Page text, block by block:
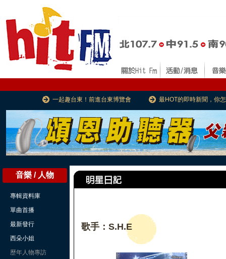
一起趣台東！前進台東博覽會 最HOT的即時新聞，你
音樂 / 人物
專輯資料庫
單曲首播
最新發行
西朵小姐
歷年人物專訪
歌手：S.H.E